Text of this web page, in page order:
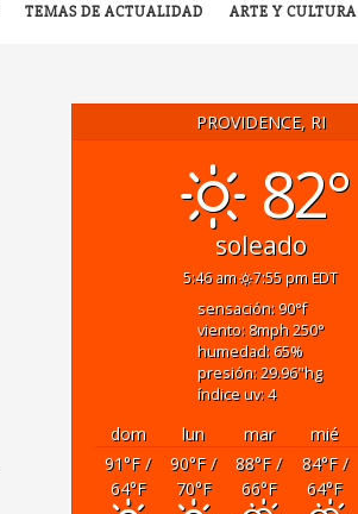
TEMAS DE ACTUALIDAD ARTE Y CULTURA
PROVIDENCE, RI
82°
soleado
5:46 am 7:55 pm EDT
sensación: 90°f
viento: 8mph250°
humedad: 65%
presión: 29.96"hg
índice uv: 4
dom lun mar mié
91°F/
64°F
90°F/
70°F
88°F/
66°F
84°F/
64°F